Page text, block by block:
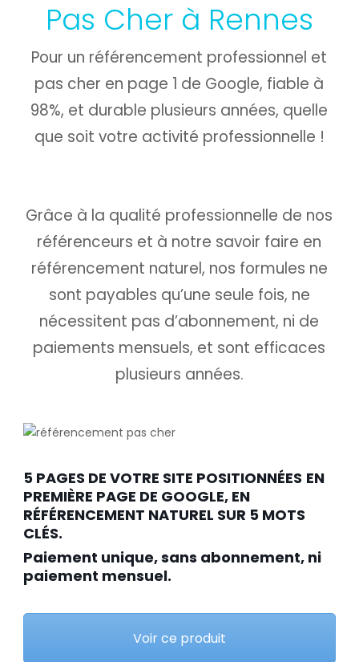
Pas Cher à Rennes
Pour un référencement professionnel et
pas cher en page 1 de Google, fiable à
98%, et durable plusieurs années, quelle
que soit votre activité professionnelle !
Grâce à la qualité professionnelle de nos
référenceurs et à notre savoir faire en
référencement naturel, nos formules ne
sont payables qu’une seule fois, ne
nécessitent pas d’abonnement, ni de
paiements mensuels, et sont efficaces
plusieurs années.
5 PAGES DE VOTRE SITE POSITIONNÉES EN
PREMIÈRE PAGE DE GOOGLE, EN
RÉFÉRENCEMENT NATUREL SUR 5 MOTS
CLÉS.
Paiement unique, sans abonnement, ni
paiement mensuel.
Voir ce produit